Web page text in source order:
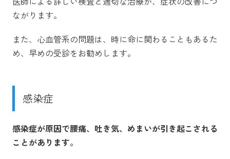
ながります。
また、心血管系の問題は、時に命に関わることもあるた
め、早めの受診をお勧めします。
感染症
感染症が原因で腰痛、吐き気、めまいが引き起こされる
ことがあります。